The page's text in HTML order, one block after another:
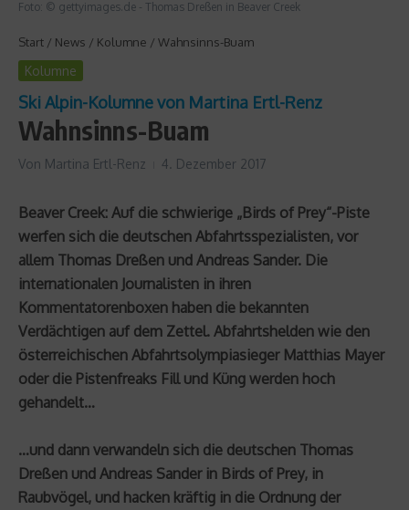
Foto: © gettyimages.de - Thomas Dreßen in Beaver Creek
Start / News / Kolumne / Wahnsinns-Buam
Kolumne
Ski Alpin-Kolumne von Martina Ertl-Renz
Wahnsinns-Buam
Von Martina Ertl-Renz 4. Dezember 2017
Beaver Creek: Auf die schwierige „Birds of Prey“-Piste
werfen sich die deutschen Abfahrtsspezialisten, vor
allem Thomas Dreßen und Andreas Sander. Die
internationalen Journalisten in ihren
Kommentatorenboxen haben die bekannten
Verdächtigen auf dem Zettel. Abfahrtshelden wie den
österreichischen Abfahrtsolympiasieger Matthias Mayer
oder die Pistenfreaks Fill und Küng werden hoch
gehandelt…
…und dann verwandeln sich die deutschen Thomas
Dreßen und Andreas Sander in Birds of Prey, in
Raubvögel, und hacken kräftig in die Ordnung der